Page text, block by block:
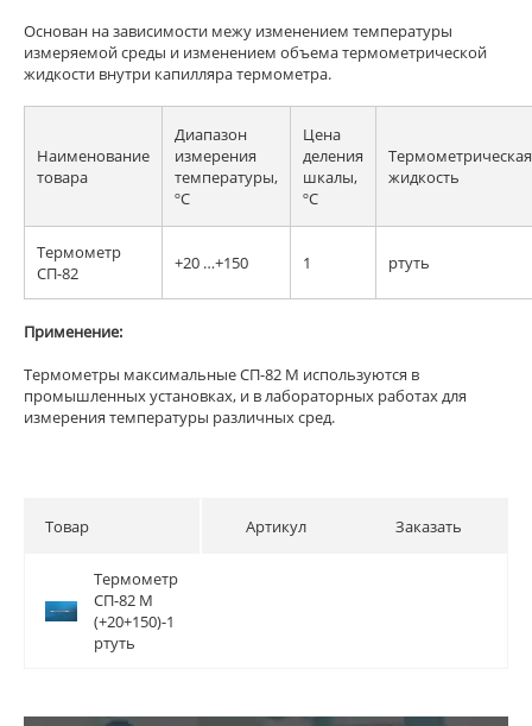
Основан на зависимости межу изменением температуры
измеряемой среды и изменением объема термометрической
жидкости внутри капилляра термометра.
Наименование
товара
Диапазон
измерения
температуры,
ºC
Цена
деления
шкалы,
ºC
Термометрическая
жидкость
Термометр
СП-82
+20 …+150 1 ртуть
Применение:
Термометры максимальные СП-82 М используются в
промышленных установках, и в лабораторных работах для
измерения температуры различных сред.
Товар
Термометр
СП-82 М
(+20+150)-1
ртуть
Артикул Заказать